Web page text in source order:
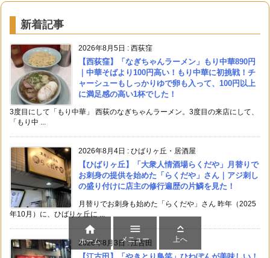
新着記事
2026年8月5日 : 西荻窪
【西荻窪】「なぎちゃんラーメン」もり中華890円
｜中華そばより100円高い！もり中華に初挑戦！チ
ャーシューもしっかりゆで卵も入って、100円以上
に満足感の高い1杯でした！
3度目にして「もり中華」 西荻のなぎちゃんラーメン。3度目の来店にして、
「もり中 ...
2026年8月4日 : ひばりヶ丘・居酒屋
【ひばりヶ丘】「大衆人情酒場らくだや」月替りで
お刺身の提供を始めた「らくだや」さん｜アジ刺し
の盛り付けに店主の修行遍歴の片鱗を見た！
月替りでお刺身も始めた「らくだや」さん 昨年（2025
年10月）に、ひばりヶ丘に ...
2026年8月3日:江古田

ホーム

メニュー

上へ